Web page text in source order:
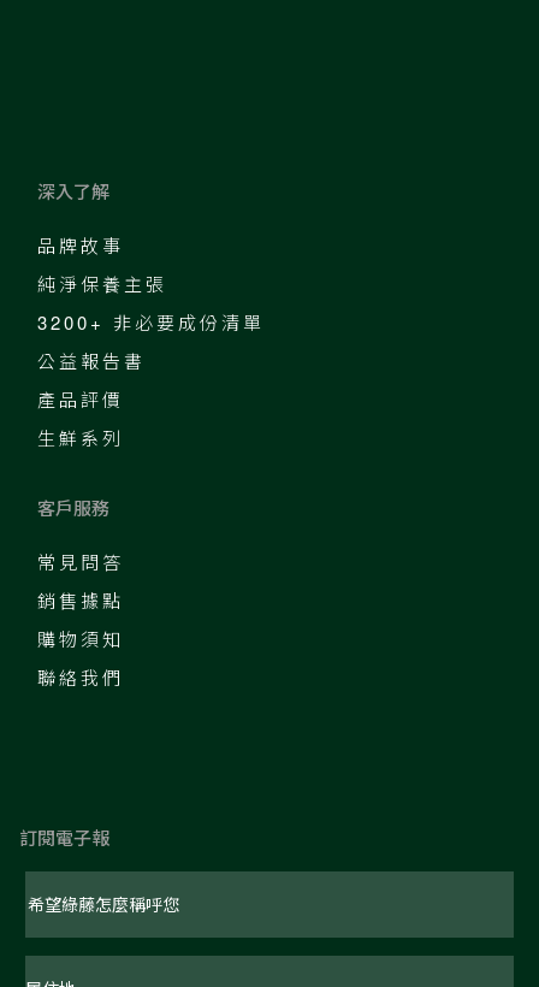
深入了解
品牌故事
純淨保養主張
3200+ 非必要成份清單
公益報告書
產品評價
生鮮系列
客戶服務
常見問答
銷售據點
購物須知
聯絡我們
訂閱電子報